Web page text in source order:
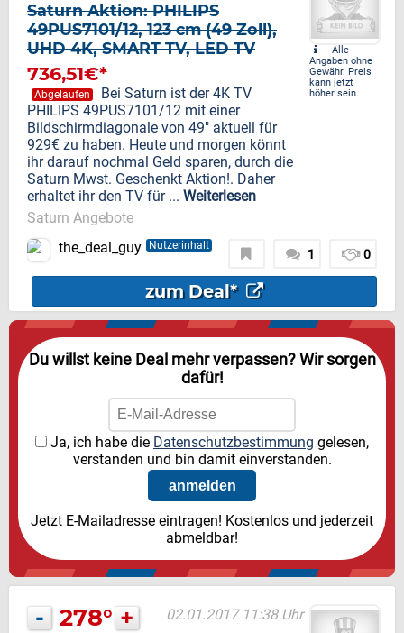
Saturn Aktion: PHILIPS
49PUS7101/12, 123 cm (49 Zoll),
UHD 4K, SMART TV, LED TV
736,51€*
Abgelaufen
Bei Saturn ist der 4K TV
PHILIPS 49PUS7101/12 mit einer
Bildschirmdiagonale von 49" aktuell für
929€ zu haben. Heute und morgen könnt
ihr darauf nochmal Geld sparen, durch die
Saturn Mwst. Geschenkt Aktion!. Daher
erhaltet ihr den TV für ... Weiterlesen
Saturn Angebote
Alle
Angaben ohne
Gewähr. Preis
kann jetzt
höher sein.
the_deal_guy Nutzerinhalt
1 0
zum Deal*
Du willst keine Deal mehr verpassen? Wir sorgen
dafür!
Ja, ich habe die Datenschutzbestimmung gelesen,
verstanden und bin damit einverstanden.
Jetzt E-Mailadresse eintragen! Kostenlos und jederzeit
abmeldbar!
- 278° + 02.01.2017 11:38 Uhr